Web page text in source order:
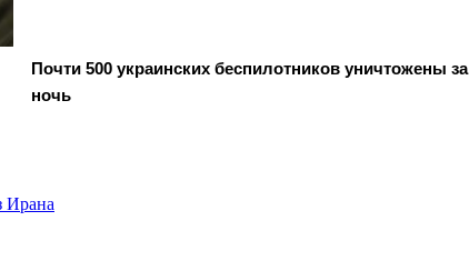
Почти 500 украинских беспилотников уничтожены за
ночь
Ирана